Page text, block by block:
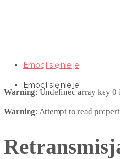
Emocji się nie je
Emocji się nie je
Warning: Undefined array key 0
Warning: Attempt to read